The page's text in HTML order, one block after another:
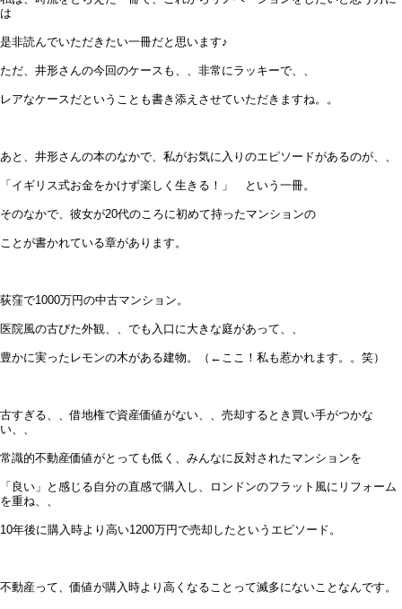
は
是非読んでいただきたい一冊だと思います♪
ただ、井形さんの今回のケースも、、非常にラッキーで、、
レアなケースだということも書き添えさせていただきますね。。
あと、井形さんの本のなかで、私がお気に入りのエピソードがあるのが、、
「イギリス式お金をかけず楽しく生きる！」 という一冊。
そのなかで、彼女が20代のころに初めて持ったマンションの
ことが書かれている章があります。
荻窪で1000万円の中古マンション。
医院風の古びた外観、、でも入口に大きな庭があって、、
豊かに実ったレモンの木がある建物。（←ここ！私も惹かれます。。笑）
古すぎる、、借地権で資産価値がない、、売却するとき買い手がつかな
い、、
常識的不動産価値がとっても低く、みんなに反対されたマンションを
「良い」と感じる自分の直感で購入し、ロンドンのフラット風にリフォーム
を重ね、、
10年後に購入時より高い1200万円で売却したというエピソード。
不動産って、価値が購入時より高くなることって滅多にないことなんです。